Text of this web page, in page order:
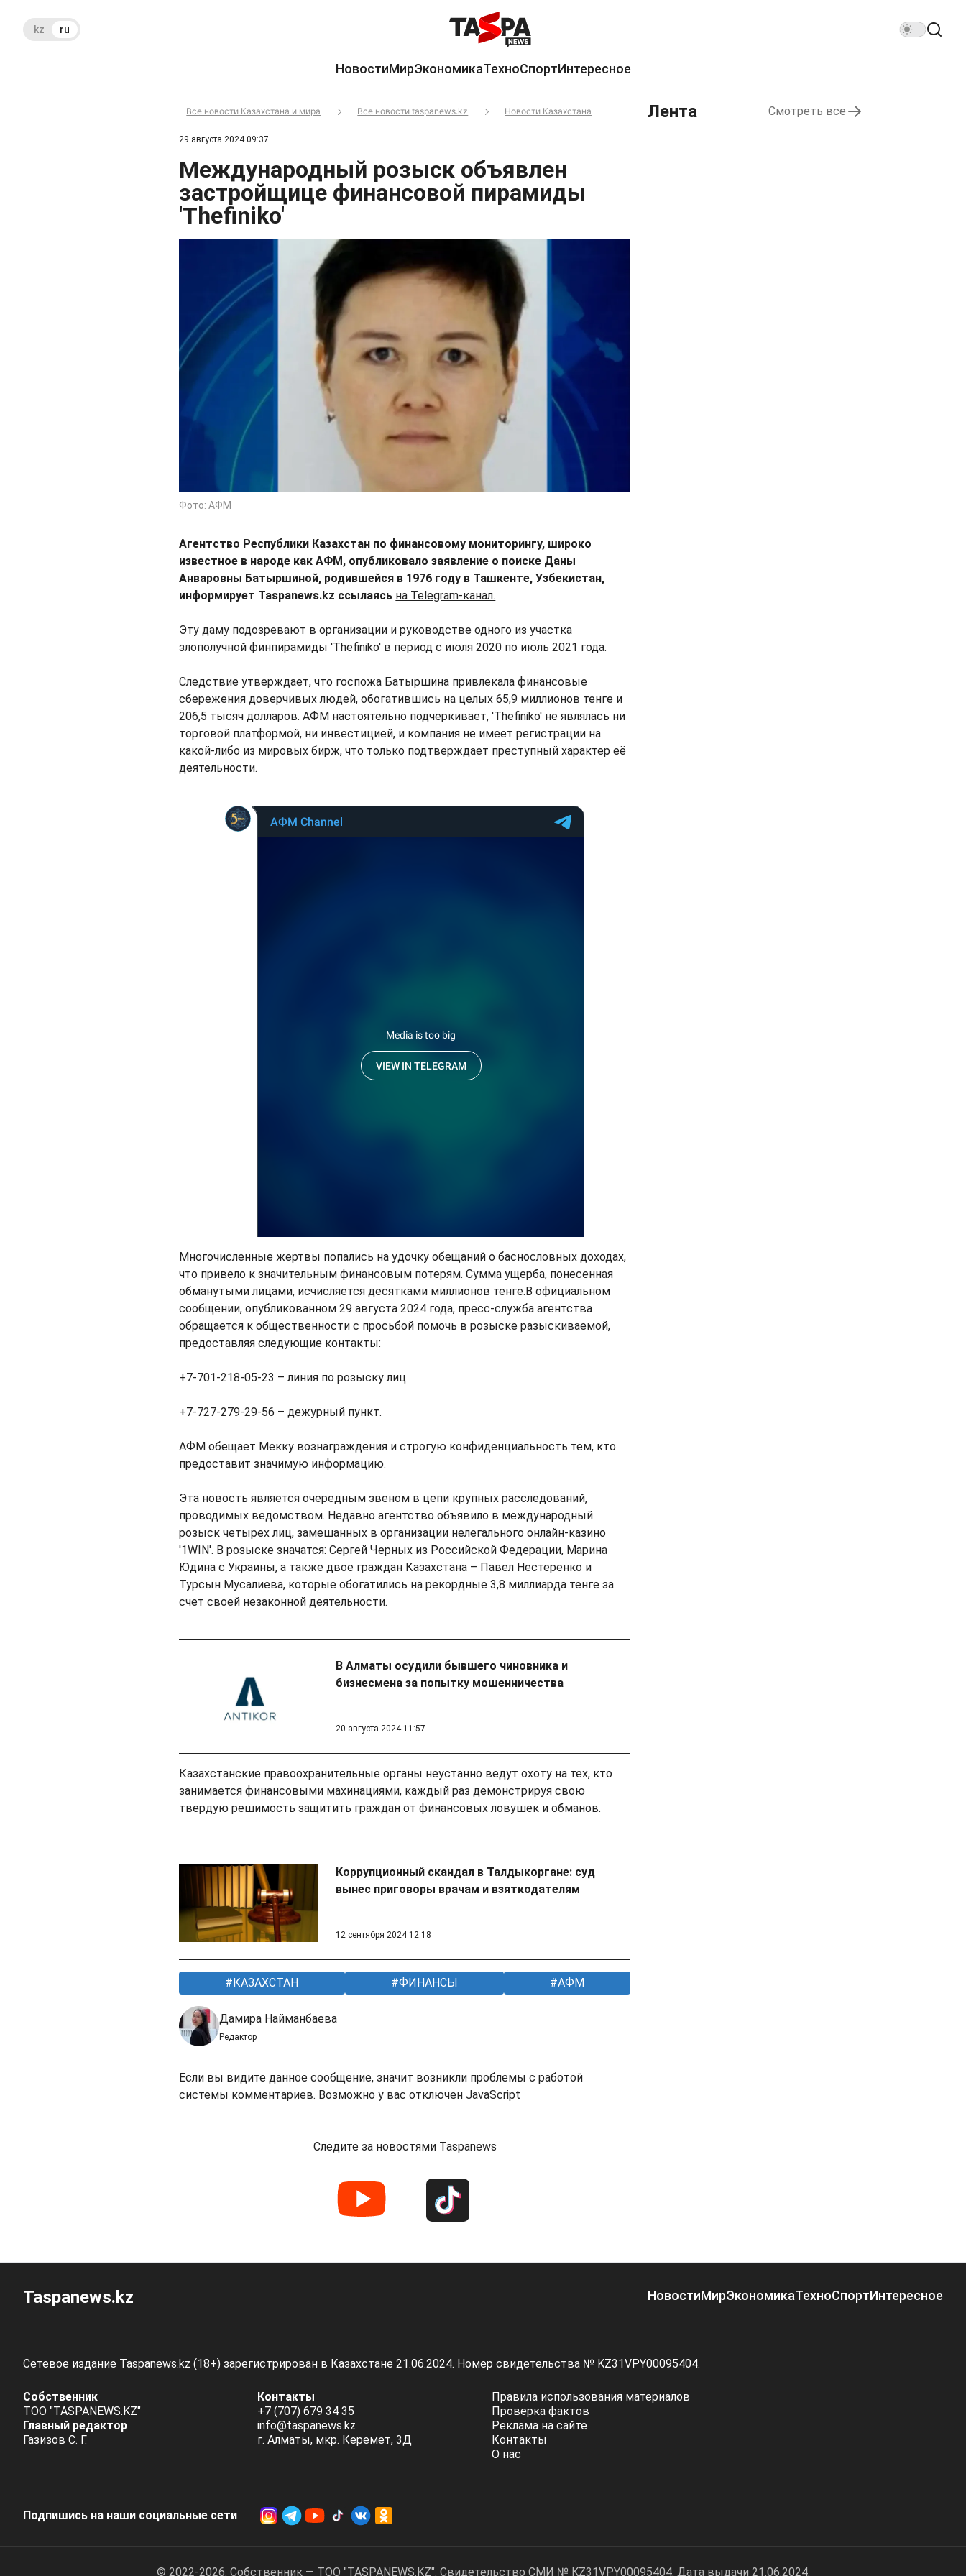
kz ru
НовостиМирЭкономикаТехноСпортИнтересное
Все новости Казахстана и мира Все новости taspanews.kz Новости Казахстана
29 августа 2024 09:37
Международный розыск объявлен
застройщице финансовой пирамиды
'Thefiniko'
Фото: АФМ
Агентство Республики Казахстан по финансовому мониторингу, широко
известное в народе как АФМ, опубликовало заявление о поиске Даны
Анваровны Батыршиной, родившейся в 1976 году в Ташкенте, Узбекистан,
информирует Taspanews.kz ссылаясь на Telegram-канал.
Эту даму подозревают в организации и руководстве одного из участка
злополучной финпирамиды 'Thefiniko' в период с июля 2020 по июль 2021 года.
Следствие утверждает, что госпожа Батыршина привлекала финансовые
сбережения доверчивых людей, обогатившись на целых 65,9 миллионов тенге и
206,5 тысяч долларов. АФМ настоятельно подчеркивает, 'Thefiniko' не являлась ни
торговой платформой, ни инвестицией, и компания не имеет регистрации на
какой-либо из мировых бирж, что только подтверждает преступный характер её
деятельности.
Многочисленные жертвы попались на удочку обещаний о баснословных доходах,
что привело к значительным финансовым потерям. Сумма ущерба, понесенная
обманутыми лицами, исчисляется десятками миллионов тенге.В официальном
сообщении, опубликованном 29 августа 2024 года, пресс-служба агентства
обращается к общественности с просьбой помочь в розыске разыскиваемой,
предоставляя следующие контакты:
+7-701-218-05-23 – линия по розыску лиц
+7-727-279-29-56 – дежурный пункт.
АФМ обещает Мекку вознаграждения и строгую конфиденциальность тем, кто
предоставит значимую информацию.
Эта новость является очередным звеном в цепи крупных расследований,
проводимых ведомством. Недавно агентство объявило в международный
розыск четырех лиц, замешанных в организации нелегального онлайн-казино
'1WIN'. В розыске значатся: Сергей Черных из Российской Федерации, Марина
Юдина с Украины, а также двое граждан Казахстана – Павел Нестеренко и
Турсын Мусалиева, которые обогатились на рекордные 3,8 миллиарда тенге за
счет своей незаконной деятельности.
В Алматы осудили бывшего чиновника и
бизнесмена за попытку мошенничества
20 августа 2024 11:57
Казахстанские правоохранительные органы неустанно ведут охоту на тех, кто
занимается финансовыми махинациями, каждый раз демонстрируя свою
твердую решимость защитить граждан от финансовых ловушек и обманов.
Коррупционный скандал в Талдыкоргане: суд
вынес приговоры врачам и взяткодателям
12 сентября 2024 12:18
КАЗАХСТАН ФИНАНСЫ АФМ
Дамира Найманбаева
Редактор
Если вы видите данное сообщение, значит возникли проблемы с работой
системы комментариев. Возможно у вас отключен JavaScript
Следите за новостями Taspanews
Лента Смотреть все
Taspanews.kz НовостиМирЭкономикаТехноСпортИнтересное
Сетевое издание Taspanews.kz (18+) зарегистрирован в Казахстане 21.06.2024. Номер свидетельства № KZ31VPY00095404.
Собственник
ТОО "TASPANEWS.KZ"
Главный редактор
Газизов С. Г.
Контакты
+7 (707) 679 34 35
info@taspanews.kz
г. Алматы, мкр. Керемет, 3Д
Правила использования материалов
Проверка фактов
Реклама на сайте
Контакты
О нас
Подпишись на наши социальные cети
© 2022-2026. Собственник — ТОО "TASPANEWS.KZ". Cвидетельство СМИ № KZ31VPY00095404. Дата выдачи 21.06.2024.